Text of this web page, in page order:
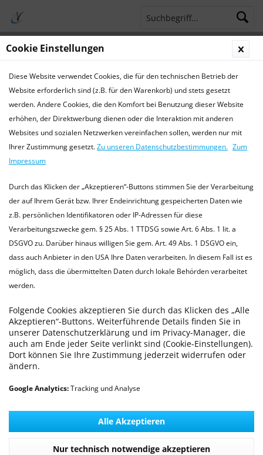
Terminsprechstunde Service Hotline 04421 773770
Aktuelles
Aktuelles
Informationen aus unserer Praxis und Tiermedizin. oder
besuchen Sie uns... mehr erfahren »
Filtern
Von: Dr. med. vet. Ralf Michling 16.09.16 00:00 0 Kommentare
modernen Hundeimpfstoff umgestellt.
aktuellem Impfstoff geschützt, für Hunde welche bisher mit
„alten“ Impfstoffen geimpft wurden, besteht natürlich die
Möglichkeit zu wechseln.
Cookie Einstellungen
Diese Website verwendet Cookies, die für den technischen Betrieb der
Website erforderlich sind (z.B. für den Warenkorb) und stets gesetzt
werden. Andere Cookies, die den Komfort bei Benutzung dieser Website
erhöhen, der Direktwerbung dienen oder die Interaktion mit anderen
Websites und sozialen Netzwerken vereinfachen sollen, werden nur mit
Ihrer Zustimmung gesetzt.Zu unseren Datenschutzbestimmungen. Zum
Impressum
Durch das Klicken der „Akzeptieren“-Buttons stimmen Sie der Verarbeitung
der auf Ihrem Gerät bzw. Ihrer Endeinrichtung gespeicherten Daten wie
z.B. persönlichen Identifikatoren oder IP-Adressen für diese
Verarbeitungszwecke gem. § 25 Abs. 1 TTDSG sowie Art. 6 Abs. 1 lit. a
DSGVO zu. Darüber hinaus willigen Sie gem. Art. 49 Abs. 1 DSGVO ein,
dass auch Anbieter in den USA Ihre Daten verarbeiten. In diesem Fall ist es
möglich, dass die übermittelten Daten durch lokale Behörden verarbeitet
werden.
Folgende Cookies akzeptieren Sie durch das Klicken des „Alle
Akzeptieren“-Buttons. Weiterführende Details finden Sie in
unserer Datenschutzerklärung und im Privacy-Manager, die
auch am Ende jeder Seite verlinkt sind (Cookie-Einstellungen).
Dort können Sie Ihre Zustimmung jederzeit widerrufen oder
ändern.
Google Analytics:Tracking und Analyse
Nur technisch notwendige akzeptieren
Alle Akzeptieren